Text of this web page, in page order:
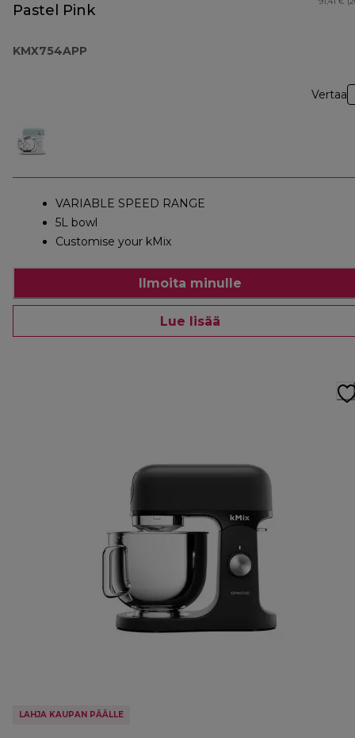
Pastel Pink
KMX754APP
Vertaa
VARIABLE SPEED RANGE
5L bowl
Customise your kMix
Ilmoita minulle
Lue lisää
LAHJA KAUPAN PÄÄLLE